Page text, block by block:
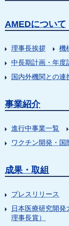
AMEDについて
理事長挨拶 機
中長期計画・年度
国内外機関との連
事業紹介
進行中事業一覧
ワクチン開発・国
成果・取組
プレスリリース
日本医療研究開
理事長賞）